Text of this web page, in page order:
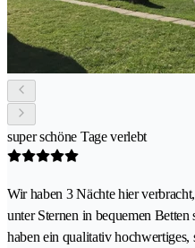
super schöne Tage verlebt
Wir haben 3 Nächte hier
unter Sternen in bequemen
haben ein qualitativ hochwertiges,